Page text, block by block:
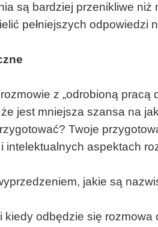
są bardziej przenikliwe
pełniejszych odpowiedzi
z „odrobioną pracą
jest mniejsza szansa na
Twoje
intelektualnych aspektach
jakie są
kiedy odbędzie się